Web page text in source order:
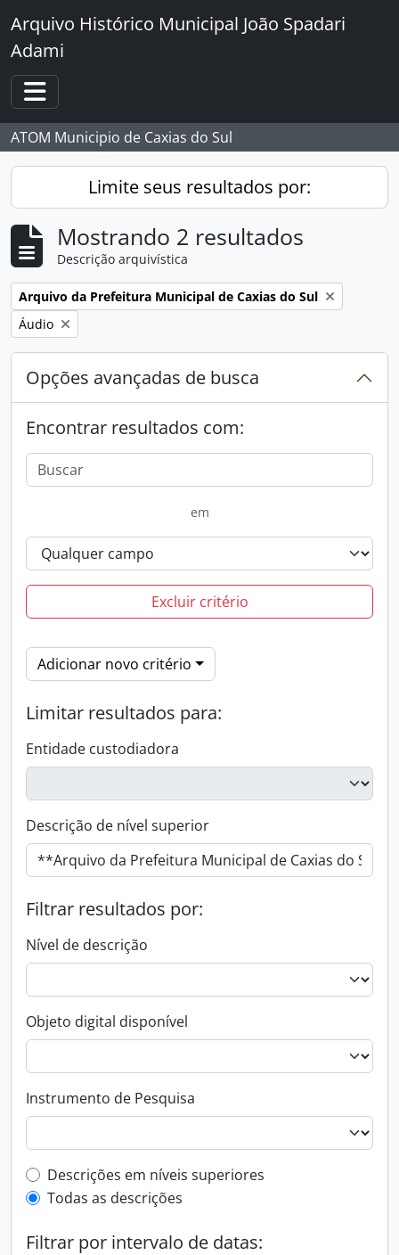
Skip to main content
Arquivo Histórico Municipal João Spadari
Adami
Toggle navigation
ATOM Municipio de Caxias do Sul
Limite seus resultados por:
Mostrando 2 resultados
Descrição arquivística
Remover filtro:
Arquivo da Prefeitura Municipal de Caxias do Sul
Remover filtro:
Áudio
Opções avançadas de busca
Encontrar resultados com:
em
Excluir critério
Adicionar novo critério
Limitar resultados para:
Entidade custodiadora
Descrição de nível superior
Filtrar resultados por:
Nível de descrição
Objeto digital disponível
Instrumento de Pesquisa
Filtro de descrição de nível superior
Descrições em níveis superiores
Todas as descrições
Filtrar por intervalo de datas: